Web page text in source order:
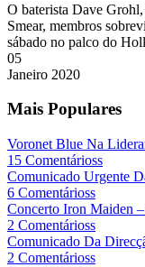
O baterista Dave
Smear, membros
sábado no palco do
05
Janeiro 2020
Mais Populares
Voronet Blue Na
15 Comentárioss
Comunicado Urgente
6 Comentárioss
Concerto Iron Maiden
2 Comentárioss
Comunicado Da
2 Comentárioss